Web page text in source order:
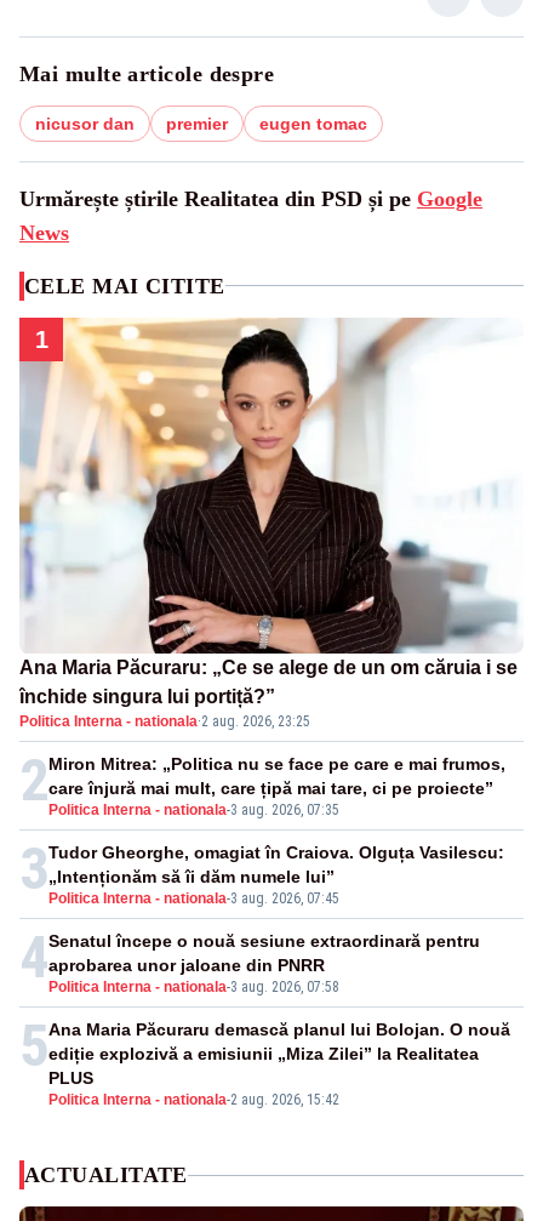
Mai multe articole despre
nicusor dan premier eugen tomac
Urmărește știrile Realitatea din PSD și pe Google
News
CELE MAI CITITE
1
Ana Maria Păcuraru: „Ce se alege de un om căruia i se
închide singura lui portiță?”
Politica Interna - nationala·2 aug. 2026, 23:25
2 Politica Interna - nationala-3 aug. 2026, 07:35
Miron Mitrea: „Politica nu se face pe care e mai frumos,
care înjură mai mult, care țipă mai tare, ci pe proiecte”
3 Politica Interna - nationala-3 aug. 2026, 07:45
Tudor Gheorghe, omagiat în Craiova. Olguța Vasilescu:
„Intenționăm să îi dăm numele lui”
4 Politica Interna - nationala-3 aug. 2026, 07:58
Senatul începe o nouă sesiune extraordinară pentru
aprobarea unor jaloane din PNRR
5
Politica Interna - nationala-2 aug. 2026, 15:42
Ana Maria Păcuraru demască planul lui Bolojan. O nouă
ediție explozivă a emisiunii „Miza Zilei” la Realitatea
PLUS
ACTUALITATE